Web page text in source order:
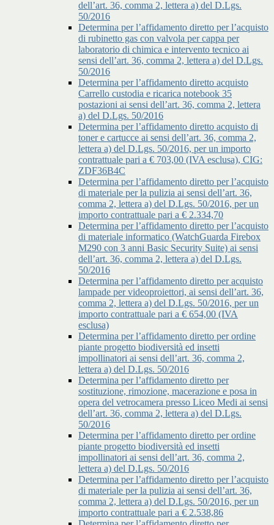
dell’art. 36, comma 2, lettera a) del D.Lgs.
50/2016
Determina per l’affidamento diretto per l’acquisto
di rubinetto gas con valvola per cappa per
laboratorio di chimica e intervento tecnico ai
sensi dell’art. 36, comma 2, lettera a) del D.Lgs.
50/2016
Determina per l’affidamento diretto acquisto
Carrello custodia e ricarica notebook 35
postazioni ai sensi dell’art. 36, comma 2, lettera
a) del D.Lgs. 50/2016
Determina per l’affidamento diretto acquisto di
toner e cartucce ai sensi dell’art. 36, comma 2,
lettera a) del D.Lgs. 50/2016, per un importo
contrattuale pari a € 703,00 (IVA esclusa), CIG:
ZDF36B4C
Determina per l’affidamento diretto per l’acquisto
di materiale per la pulizia ai sensi dell’art. 36,
comma 2, lettera a) del D.Lgs. 50/2016, per un
importo contrattuale pari a € 2.334,70
Determina per l’affidamento diretto per l’acquisto
di materiale informatico (WatchGuarda Firebox
M290 con 3 anni Basic Security Suite) ai sensi
dell’art. 36, comma 2, lettera a) del D.Lgs.
50/2016
Determina per l’affidamento diretto per acquisto
lampade per videoproiettori, ai sensi dell’art. 36,
comma 2, lettera a) del D.Lgs. 50/2016, per un
importo contrattuale pari a € 654,00 (IVA
esclusa)
Determina per l’affidamento diretto per ordine
piante progetto biodiversità ed insetti
impollinatori ai sensi dell’art. 36, comma 2,
lettera a) del D.Lgs. 50/2016
Determina per l’affidamento diretto per
sostituzione, rimozione, macerazione e posa in
opera del vetrocamera presso Liceo Medi ai sensi
dell’art. 36, comma 2, lettera a) del D.Lgs.
50/2016
Determina per l’affidamento diretto per ordine
piante progetto biodiversità ed insetti
impollinatori ai sensi dell’art. 36, comma 2,
lettera a) del D.Lgs. 50/2016
Determina per l’affidamento diretto per l’acquisto
di materiale per la pulizia ai sensi dell’art. 36,
comma 2, lettera a) del D.Lgs. 50/2016, per un
importo contrattuale pari a € 2.538,86